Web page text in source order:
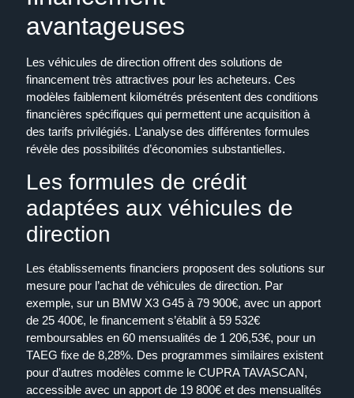
avantageuses
Les véhicules de direction offrent des solutions de
financement très attractives pour les acheteurs. Ces
modèles faiblement kilométrés présentent des conditions
financières spécifiques qui permettent une acquisition à
des tarifs privilégiés. L’analyse des différentes formules
révèle des possibilités d’économies substantielles.
Les formules de crédit
adaptées aux véhicules de
direction
Les établissements financiers proposent des solutions sur
mesure pour l’achat de véhicules de direction. Par
exemple, sur un BMW X3 G45 à 79 900€, avec un apport
de 25 400€, le financement s’établit à 59 532€
remboursables en 60 mensualités de 1 206,53€, pour un
TAEG fixe de 8,28%. Des programmes similaires existent
pour d’autres modèles comme le CUPRA TAVASCAN,
accessible avec un apport de 19 800€ et des mensualités